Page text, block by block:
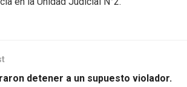
detener a un supuesto violador.